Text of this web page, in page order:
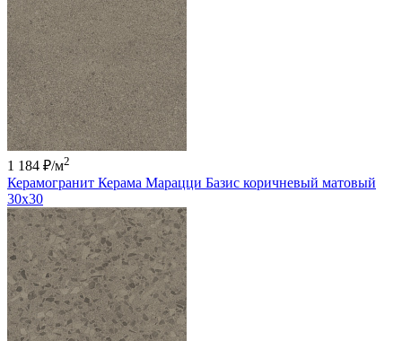
1 184 ₽/м2
Керамогранит Керама Марацци Базис коричневый матовый
30x30